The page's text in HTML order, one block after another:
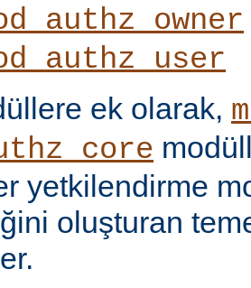
ek olarak,
yetkilendirme
oluşturan